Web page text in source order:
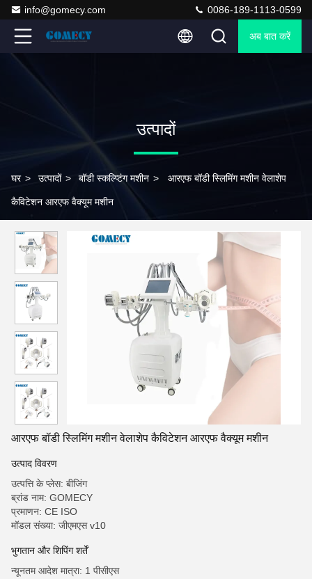
info@gomecy.com 0086-189-1113-0599
अब बात करें
उत्पादों
घर > उत्पादों > बॉडी स्कल्प्टिंग मशीन > आरएफ बॉडी स्लिमिंग मशीन वेलाशेप
कैविटेशन आरएफ वैक्यूम मशीन
आरएफ बॉडी स्लिमिंग मशीन वेलाशेप कैविटेशन आरएफ वैक्यूम मशीन
उत्पाद विवरण
उत्पत्ति के प्लेस: बीजिंग
ब्रांड नाम: GOMECY
प्रमाणन: CE ISO
मॉडल संख्या: जीएमएस v10
भुगतान और शिपिंग शर्तें
न्यूनतम आदेश मात्रा: 1 पीसीएस